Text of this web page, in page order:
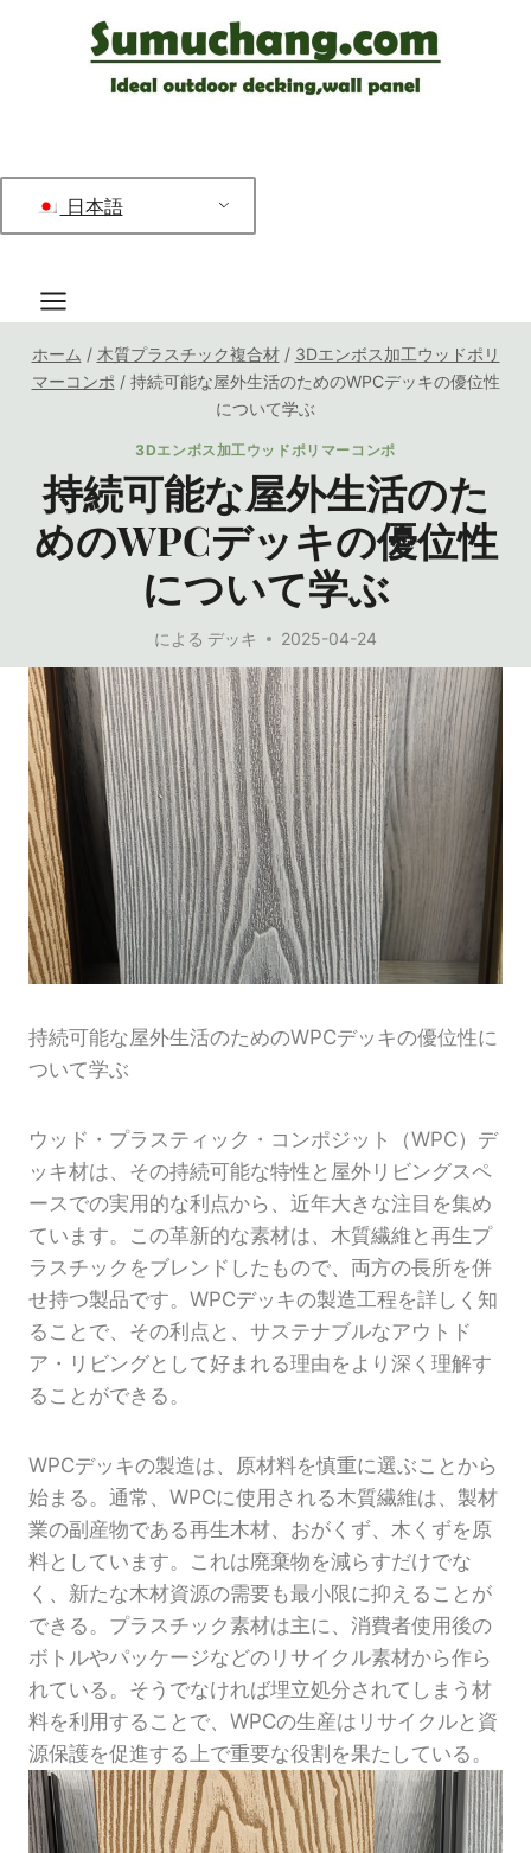
へ
キ
日本語
ホーム / 木質プラスチック複合材 / 3Dエンボス加工ウッドポリ
マーコンポ / 持続可能な屋外生活のためのWPCデッキの優位性
について学ぶ
3Dエンボス加工ウッドポリマーコンポ
持続可能な屋外生活のた
めのWPCデッキの優位性
について学ぶ
による デッキ 2025-04-24
持続可能な屋外生活のためのWPCデッキの優位性に
ついて学ぶ
ウッド・プラスティック・コンポジット（WPC）デ
ッキ材は、その持続可能な特性と屋外リビングスペ
ースでの実用的な利点から、近年大きな注目を集め
ています。この革新的な素材は、木質繊維と再生プ
ラスチックをブレンドしたもので、両方の長所を併
せ持つ製品です。WPCデッキの製造工程を詳しく知
ることで、その利点と、サステナブルなアウトド
ア・リビングとして好まれる理由をより深く理解す
ることができる。
WPCデッキの製造は、原材料を慎重に選ぶことから
始まる。通常、WPCに使用される木質繊維は、製材
業の副産物である再生木材、おがくず、木くずを原
料としています。これは廃棄物を減らすだけでな
く、新たな木材資源の需要も最小限に抑えることが
できる。プラスチック素材は主に、消費者使用後の
ボトルやパッケージなどのリサイクル素材から作ら
れている。そうでなければ埋立処分されてしまう材
料を利用することで、WPCの生産はリサイクルと資
源保護を促進する上で重要な役割を果たしている。